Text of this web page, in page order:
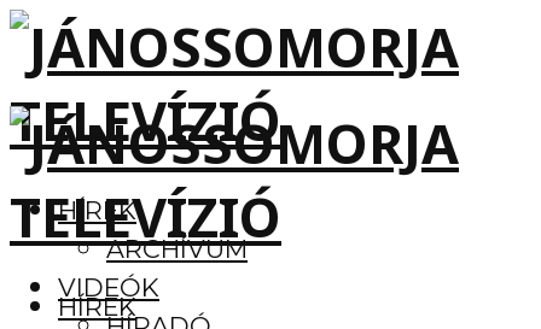
HÍREK
ARCHÍVUM
VIDEÓK
HÍREK